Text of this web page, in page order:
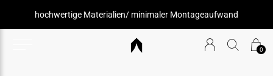
0
hochwertige Materialien/ minimaler Montageaufwand